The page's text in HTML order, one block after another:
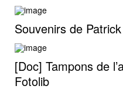
Souvenirs de
[Doc] Tampons de
Fotolib